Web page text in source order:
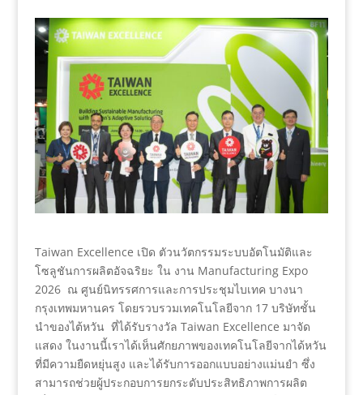
Taiwan Excellence เปิด ตัวนวัตกรรมระบบอัตโนมัติและ
โซลูชันการผลิตอัจฉริยะ ใน งาน Manufacturing Expo
2026 ณ ศูนย์นิทรรศการและการประชุมไบเทค บางนา
กรุงเทพมหานคร โดยรวบรวมเทคโนโลยีจาก 17 บริษัทชั้น
นำของไต้หวัน ที่ได้รับรางวัล Taiwan Excellence มาจัด
แสดง ในงานนี้เราได้เห็นศักยภาพของเทคโนโลยีจากได้หวัน
ที่มีความยืดหยุ่นสูง และได้รับการออกแบบอย่างแม่นยำ ซึ่ง
สามารถช่วยผู้ประกอบการยกระดับประสิทธิภาพการผลิต